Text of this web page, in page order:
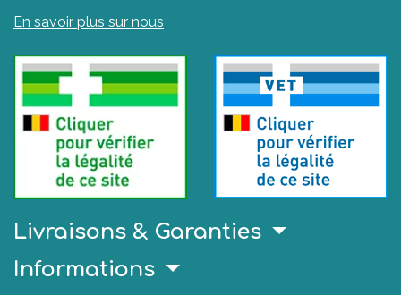
En savoir plus sur nous
Livraisons & Garanties
Informations